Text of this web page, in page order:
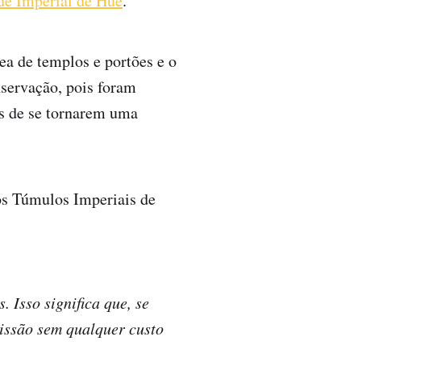
de templos e portões e o
pois foram
se tornarem uma
Túmulos Imperiais de
Isso significa que, se
sem qualquer custo